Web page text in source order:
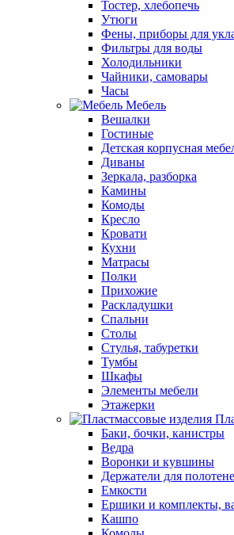
Тостер, хлебопечь
Утюги
Фены, приборы для
Фильтры для воды
Холодильники
Чайники, самовары
Часы
Мебель
Вешалки
Гостиные
Детская корпусная
Диваны
Зеркала, разборка
Камины
Комоды
Кресло
Кровати
Кухни
Матрасы
Полки
Прихожие
Раскладушки
Спальни
Столы
Стулья, табуретки
Тумбы
Шкафы
Элементы мебели
Этажерки
Баки, бочки, канистры
Ведра
Воронки и кувшины
Держатели для
Емкости
Ершики и комплекты,
Кашпо